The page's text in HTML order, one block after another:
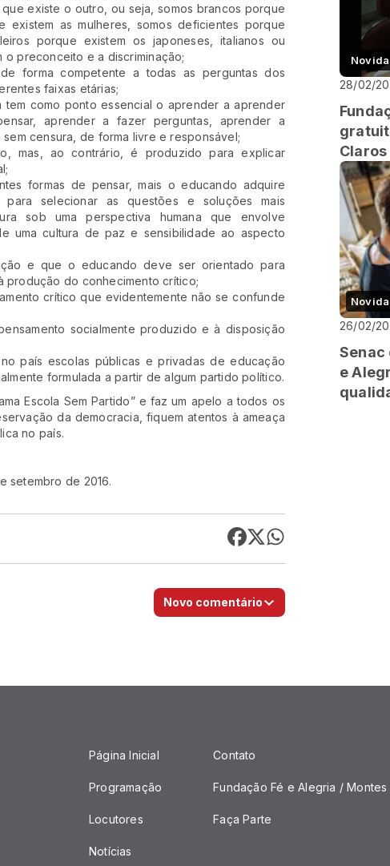
existe o outro, ou seja, somos brancos porque
existem as mulheres, somos deficientes porque
porque existem os japoneses, italianos ou
o preconceito e a discriminação;
forma competente a todas as perguntas dos
faixas etárias;
como ponto essencial o aprender a aprender
aprender a fazer perguntas, aprender a
censura, de forma livre e responsável;
mas, ao contrário, é produzido para explicar
formas de pensar, mais o educando adquire
para selecionar as questões e soluções mais
sob uma perspectiva humana que envolve
uma cultura de paz e sensibilidade ao aspecto
e que o educando deve ser orientado para
produção do conhecimento crítico;
crítico que evidentemente não se confunde
socialmente produzido e à disposição
país escolas públicas e privadas de educação
formulada a partir de algum partido político.
Escola Sem Partido” e faz um apelo a todos os
da democracia, fiquem atentos à ameaça
no país.
setembro de 2016.
Novo comentário
28/02/
Claros
26/02/
Senac
e
Página Inicial
Programação
Locutores
Notícias
Contato
Fundação Fé e Alegria / Montes
Faça Parte